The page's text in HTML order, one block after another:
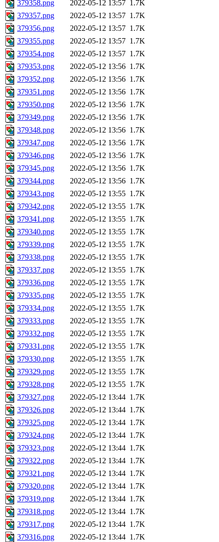
379358.png 2022-05-12 13:57 1.7K
379357.png
2022-05-12 13:57 1.7K
379356.png
2022-05-12 13:57 1.7K
379355.png
2022-05-12 13:57 1.7K
379354.png
2022-05-12 13:57 1.7K
379353.png
2022-05-12 13:56 1.7K
379352.png
2022-05-12 13:56 1.7K
379351.png
2022-05-12 13:56 1.7K
379350.png
2022-05-12 13:56 1.7K
379349.png
2022-05-12 13:56 1.7K
379348.png
2022-05-12 13:56 1.7K
379347.png
2022-05-12 13:56 1.7K
379346.png
2022-05-12 13:56 1.7K
379345.png
2022-05-12 13:56 1.7K
379344.png
2022-05-12 13:56 1.7K
379343.png
2022-05-12 13:55 1.7K
379342.png
2022-05-12 13:55 1.7K
379341.png
2022-05-12 13:55 1.7K
379340.png
2022-05-12 13:55 1.7K
379339.png
2022-05-12 13:55 1.7K
379338.png
2022-05-12 13:55 1.7K
379337.png
2022-05-12 13:55 1.7K
379336.png
2022-05-12 13:55 1.7K
379335.png
2022-05-12 13:55 1.7K
379334.png
2022-05-12 13:55 1.7K
379333.png
2022-05-12 13:55 1.7K
379332.png
2022-05-12 13:55 1.7K
379331.png
2022-05-12 13:55 1.7K
379330.png
2022-05-12 13:55 1.7K
379329.png
2022-05-12 13:55 1.7K
379328.png
2022-05-12 13:55 1.7K
379327.png
2022-05-12 13:44 1.7K
379326.png
2022-05-12 13:44 1.7K
379325.png
2022-05-12 13:44 1.7K
379324.png
2022-05-12 13:44 1.7K
379323.png
2022-05-12 13:44 1.7K
379322.png
2022-05-12 13:44 1.7K
379321.png
2022-05-12 13:44 1.7K
379320.png
2022-05-12 13:44 1.7K
379319.png
2022-05-12 13:44 1.7K
379318.png
2022-05-12 13:44 1.7K
379317.png
2022-05-12 13:44 1.7K
379316.png
2022-05-12 13:44 1.7K